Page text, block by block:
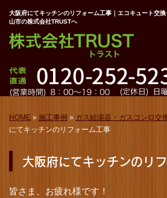
大阪府にてキッチンのリフォーム工事｜エコキュート交
山市の株式会社TRUSTへ
HOME » 施工事例 » ガス給湯器・ガスコンロ交
にてキッチンのリフォーム工事
大阪府にてキッチンのリ
皆さま、お疲れ様です！